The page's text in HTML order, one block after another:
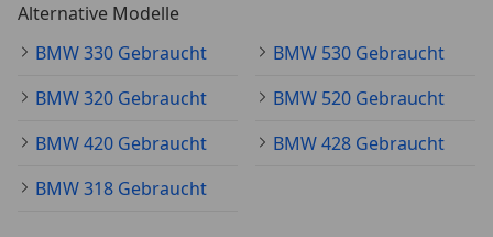
Alternative Modelle
BMW 330 Gebraucht
BMW 530 Gebraucht
BMW 320 Gebraucht
BMW 520 Gebraucht
BMW 420 Gebraucht
BMW 428 Gebraucht
BMW 318 Gebraucht